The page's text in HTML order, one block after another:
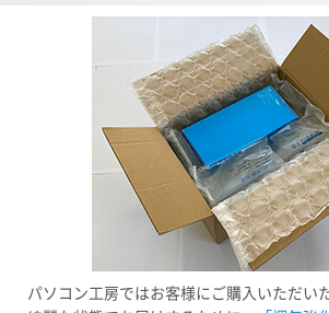
パソコン工房ではお客様にご購入いただい